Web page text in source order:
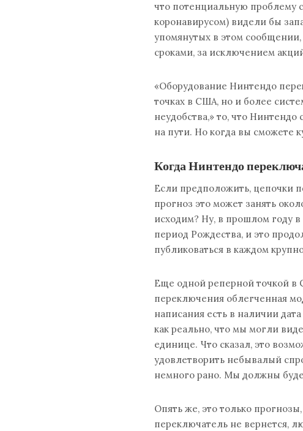
что потенциальную проблему
коронавирусом) видели бы
упомянутых в этом
сроками, за исключением
«Оборудование Нинтендо
точках в США, но и более
неудобства,» то, что Нинтендо
на пути. Но когда вы сможете
Когда Нинтендо
Если предположить, цепочки
прогноз это может занять
исходим? Ну, в прошлом году
период Рождества, и это
публиковаться в каждом
Еще одной реперной точкой в
переключения облегченная
написания есть в наличии
как реально, что мы могли
единице. Что сказал, это
удовлетворить небывалый
немного рано. Мы должны
Опять же, это только
переключатель не вернется,